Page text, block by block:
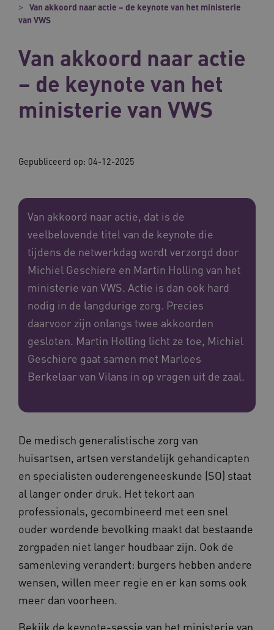
Van akkoord naar actie – de keynote van het ministerie
van VWS
Van akkoord naar actie
– de keynote van het
ministerie van VWS
Gepubliceerd op: 04-12-2025
Van akkoord naar actie, dat is de
veelbelovende titel van de keynote die
tijdens de netwerkdag wordt verzorgd door
Michiel Geschiere en Martin Holling van het
ministerie van VWS. Actie is dan ook hard
nodig in de langdurige zorg. Precies
daarvoor zijn onlangs twee akkoorden
gesloten. Martin Holling licht ze toe, Michiel
Geschiere gaat samen met Marloes
Berkelaar van Vilans in op vragen uit de zaal.
De medisch generalistische zorg van
huisartsen, artsen verstandelijk gehandicapten
en specialisten ouderengeneeskunde (SO) staat
al langer onder druk. Het tekort aan
professionals, gecombineerd met een snel
ouder wordende bevolking maakt dat bestaande
zorgpaden niet langer houdbaar zijn. Ook de
samenleving verandert: burgers hebben andere
wensen, willen meer regie en er kan soms ook
meer dan voorheen.
Bekijk de keynote-sessie van het ministerie van